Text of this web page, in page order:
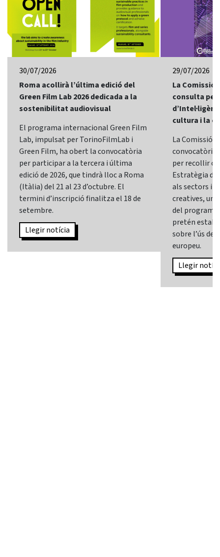
30/07/2026
Roma acollirà l’última edició del
Green Film Lab 2026 dedicada a la
sostenibilitat audiovisual
El programa internacional Green Film
Lab, impulsat per TorinoFilmLab i
Green Film, ha obert la convocatòria
per participar a la tercera i última
edició de 2026, que tindrà lloc a Roma
(Itàlia) del 21 al 23 d’octubre. El
termini d’inscripció finalitza el 18 de
setembre.
Llegir notícia
29/07/2026
La Comissió
consulta
cultura i la
La Comissió
convocatòria
per recollir
Estratègia
als sectors i
creatives,
del programa
pretén
sobre l’ús de
europeu.
Llegir